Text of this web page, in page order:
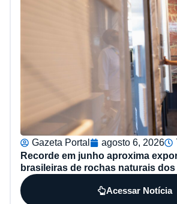
Gazeta Portal agosto 6, 2026
Recorde em junho aproxima
brasileiras de rochas naturais
Acessar Notícia